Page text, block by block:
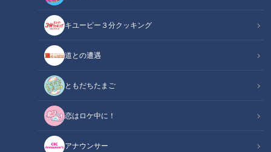
キユーピー３分クッキング
道との遭遇
ともだちたまご
恋はロケ中に！
アナウンサー
CBCテレビ「チャント！」
この記事の画像（全9枚）